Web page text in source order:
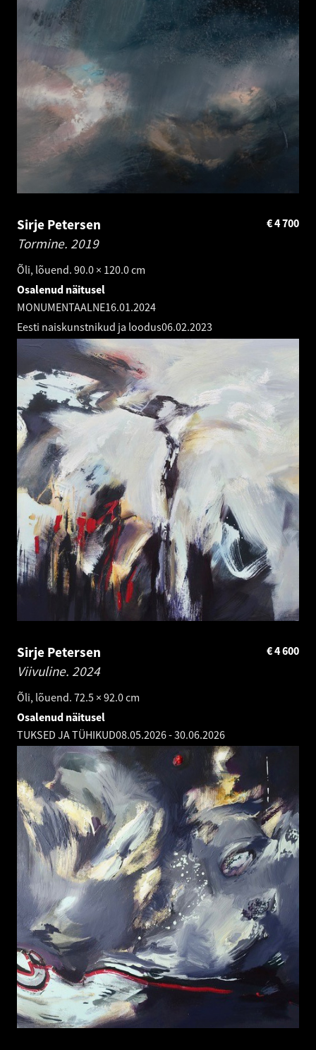
Sirje Petersen
Tormine. 2019
Õli, lõuend. 90.0 × 120.0 cm
4 700
€
Osalenud näitusel
MONUMENTAALNE16.01.2024
Eesti naiskunstnikud ja loodus06.02.2023
Sirje Petersen
Viivuline. 2024
Õli, lõuend. 72.5 × 92.0 cm
4 600
€
Osalenud näitusel
TUKSED JA TÜHIKUD08.05.2026-30.06.2026